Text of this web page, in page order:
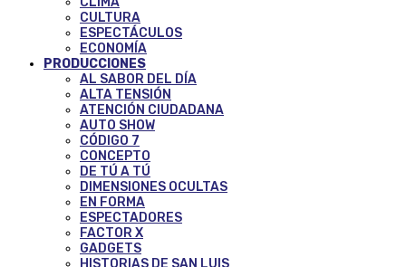
CULTURA
ESPECTÁCULOS
ECONOMÍA
PRODUCCIONES
AL SABOR DEL DÍA
ALTA TENSIÓN
ATENCIÓN CIUDADANA
AUTO SHOW
CÓDIGO 7
CONCEPTO
DE TÚ A TÚ
DIMENSIONES OCULTAS
EN FORMA
ESPECTADORES
FACTOR X
GADGETS
HISTORIAS DE SAN LUIS